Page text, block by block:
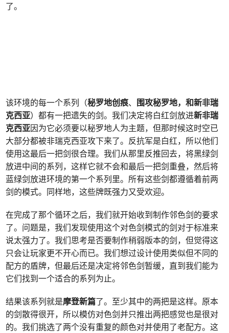
了。
该环境的每一个系列（秘罗地创痕、 围攻秘罗地，和新非瑞
克西亚）都有一把遗失的剑。我们决定将白红剑放进新非瑞
克西亚因为它必须要以秘罗地人为主题，但那时候这时空已
大部分都被非瑞克西亚攻下来了。反抗军是白红，所以他们
使用这最后一把剑很合理。我们从那里反推回去，将黑绿剑
放进中间的系列，这样它就不会和最后一把剑重叠，然后将
蓝绿剑放进环境的第一个系列里。所有这些剑都遵循着前两
剑的模式。同样地，这些牌既强力又受欢迎。
在完成了那个循环之后，我们就开始收到制作邻色剑的要求
了。问题是，我们发现使用这个对色剑模式的剑对于标准来
说太强力了。我们思考是否要制作稍弱版本的剑，但觉得这
只会让玩家更不开心而已。我们想过设计使用类似但不同的
配方的盾牌，但最后还是决定将邻色剑暂缓，直到我们能为
它们找到一个适合的系列为止。
结果该系列就是摩登新篇了。至少其中的两把是这样。原本
的剑散得很开，所以模仿对色剑并只推出两把感觉也是很对
的。我们挑选了两个没有重复的颜色对并使用了老配方。这